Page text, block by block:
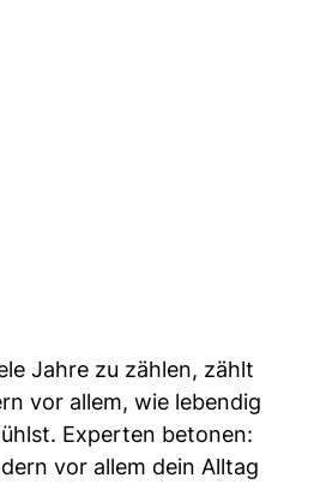
Jahre zu zählen, zählt
vor allem, wie lebendig
Experten betonen:
vor allem dein Alltag